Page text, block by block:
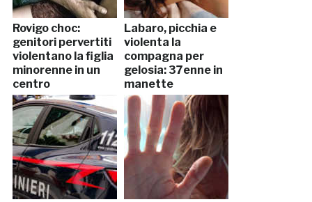
Rovigo choc:
genitori pervertiti
violentano la figlia
minorenne in un
centro
commerciale
Labaro, picchia e
violenta la
compagna per
gelosia: 37enne in
manette